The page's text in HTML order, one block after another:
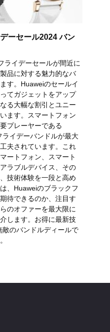
ーセール2024 バン
ライデーセールが間近に
品に対する魅力的なバ
す。Huaweiのセールイ
てガジェットをアップ
る大幅な割引とユニー
ます。スマートフォン
プレーヤーである
イデーバンドルが最大
夫されています。これ
ートフォン、スマート
ラブルデバイス、その
技術体験を一段と高め
、Huaweiのブラックフ
待できるのか、注目す
のオファーを最大限に
します。お得に最新技
のバンドルディールで